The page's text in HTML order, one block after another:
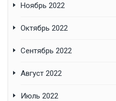
Ноябрь 2022
Октябрь 2022
Сентябрь 2022
Август 2022
Июль 2022